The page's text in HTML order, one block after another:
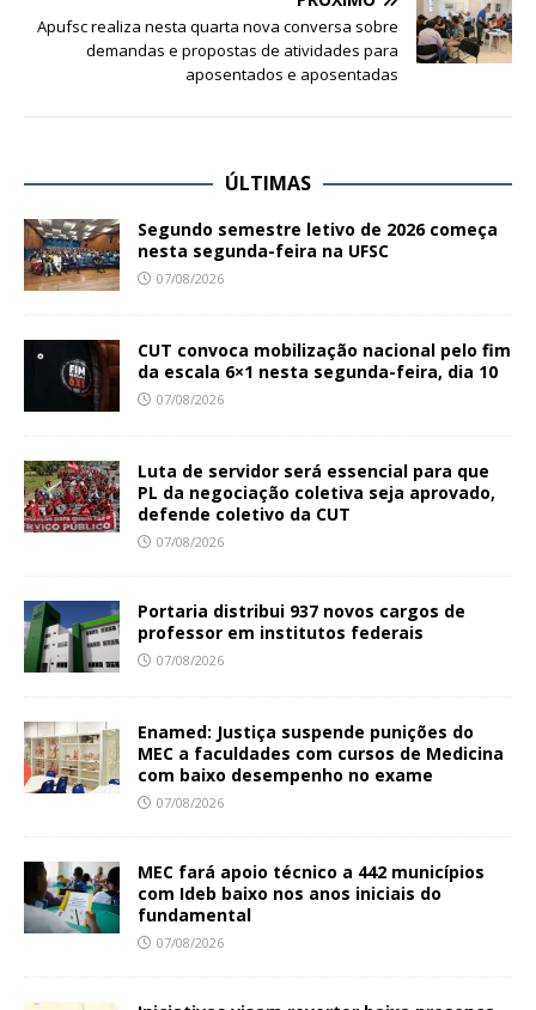
Apufsc realiza nesta quarta nova conversa sobre
demandas e propostas de atividades para
aposentados e aposentadas
ÚLTIMAS
Segundo semestre letivo de 2026 começa
nesta segunda-feira na UFSC
07/08/2026
CUT convoca mobilização nacional pelo fim
da escala 6×1 nesta segunda-feira, dia 10
07/08/2026
Luta de servidor será essencial para que
PL da negociação coletiva seja aprovado,
defende coletivo da CUT
07/08/2026
Portaria distribui 937 novos cargos de
professor em institutos federais
07/08/2026
Enamed: Justiça suspende punições do
MEC a faculdades com cursos de Medicina
com baixo desempenho no exame
07/08/2026
MEC fará apoio técnico a 442 municípios
com Ideb baixo nos anos iniciais do
fundamental
07/08/2026